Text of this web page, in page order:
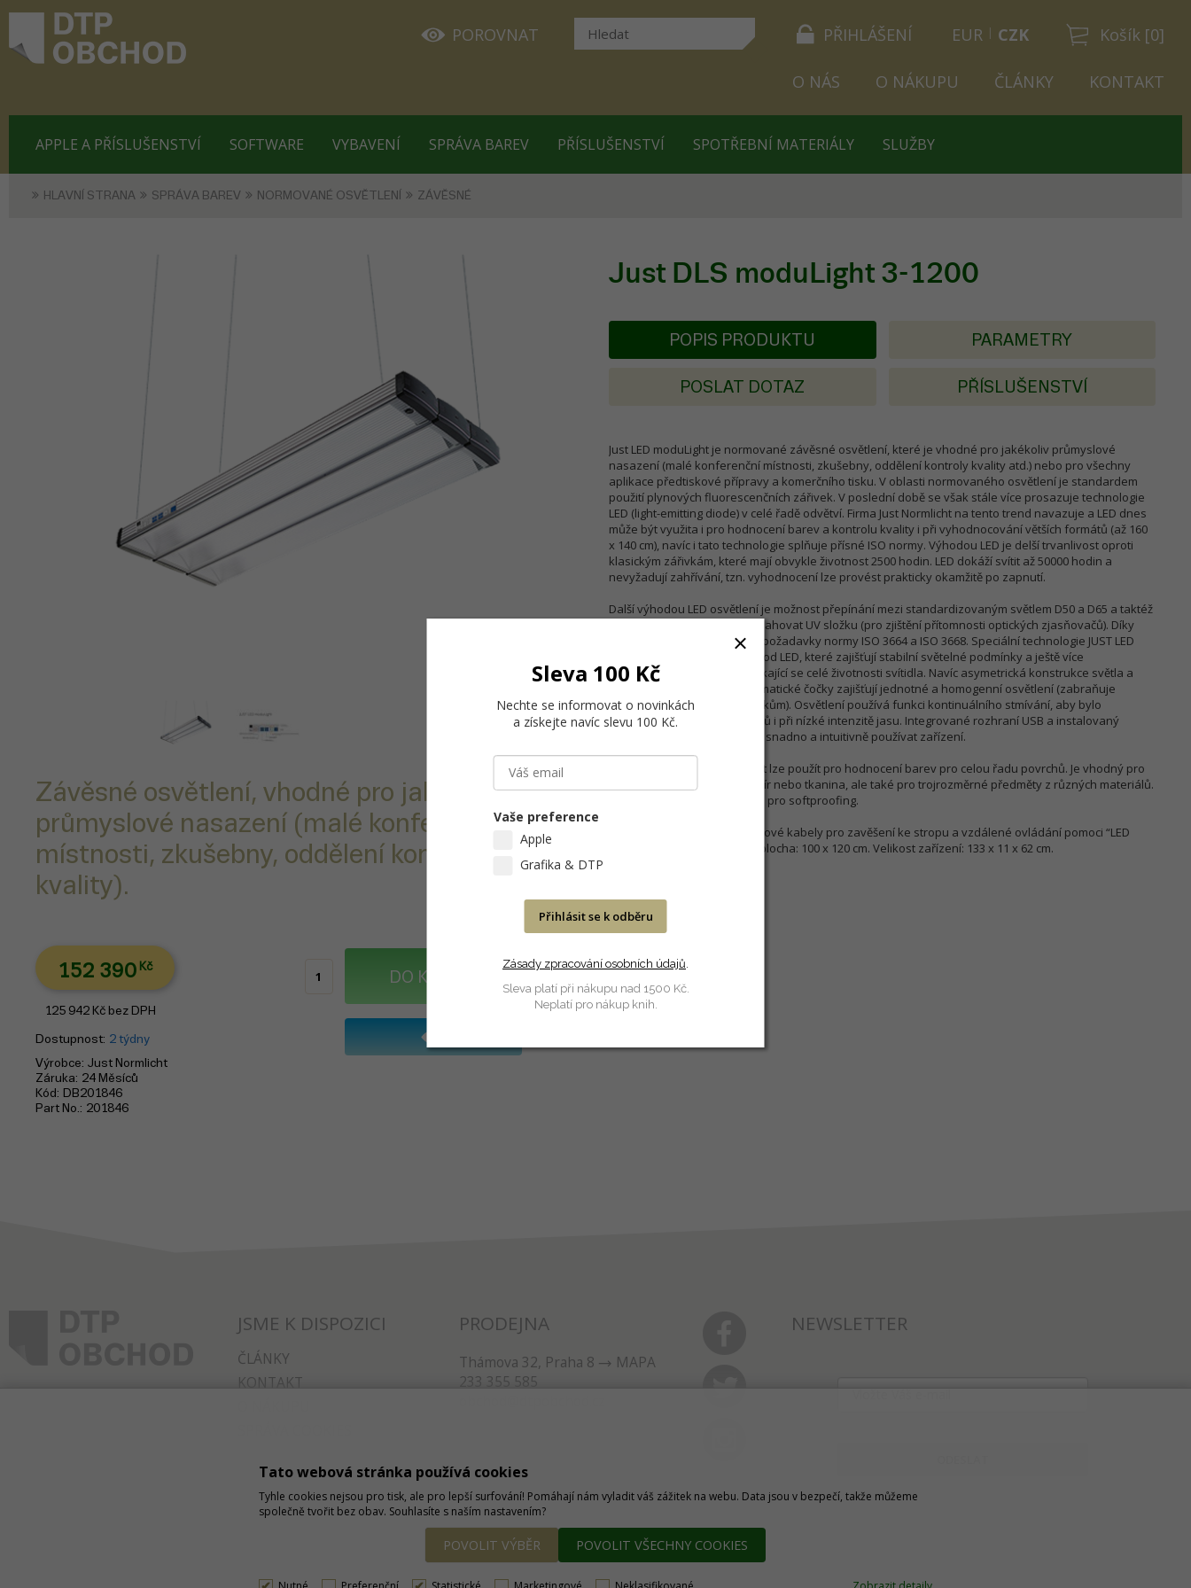
PŘIHLÁŠENÍ Košík [0]
POROVNAT EUR CZK
O NÁS O NÁKUPU ČLÁNKY KONTAKT
APPLE A PŘÍSLUŠENSTVÍ SOFTWARE VYBAVENÍ SPRÁVA BAREV PŘÍSLUŠENSTVÍ SPOTŘEBNÍ MATERIÁLY SLUŽBY
HLAVNÍ STRANA SPRÁVA BAREV NORMOVANÉ OSVĚTLENÍ ZÁVĚSNÉ
Just DLS moduLight 3-1200
Závěsné osvětlení, vhodné pro jakékoliv
průmyslové nasazení (malé konferenční
místnosti, zkušebny, oddělení kontroly
kvality).
152 390 Kč
125 942 Kč bez DPH
Dostupnost 2 týdny
Výrobce Just Normlicht
Záruka 24 Měsíců
Kód
DB201846
Part No. 201846
DO KOŠÍKU
POPIS PRODUKTU PARAMETRY
POSLAT DOTAZ PŘÍSLUŠENSTVÍ
Just LED moduLight je normované závěsné osvětlení, které je vhodné pro jakékoliv průmyslové
nasazení (malé konferenční místnosti, zkušebny, oddělení kontroly kvality atd.) nebo pro všechny
aplikace předtiskové přípravy a komerčního tisku. V oblasti normovaného osvětlení je standardem
použití plynových fluorescenčních zářivek. V poslední době se však stále více prosazuje technologie
LED (light-emitting diode) v celé řadě odvětví. Firma Just Normlicht na tento trend navazuje a LED dnes
může být využita i pro hodnocení barev a kontrolu kvality i při vyhodnocování větších formátů (až 160
x 140 cm), navíc i tato technologie splňuje přísné ISO normy. Výhodou LED je delší trvanlivost oproti
klasickým zářivkám, které mají obvykle životnost 2500 hodin. LED dokáží svítit až 50000 hodin a
nevyžadují zahřívání, tzn. vyhodnocení lze provést prakticky okamžitě po zapnutí.
Další výhodou LED osvětlení je možnost přepínání mezi standardizovaným světlem D50 a D65 a taktéž
může a nemusí osvětlení obsahovat UV složku (pro zjištění přítomnosti optických zjasňovačů). Díky
tomu Just moduLight splňuje požadavky normy ISO 3664 a ISO 3668. Speciální technologie JUST LED
využívá několik barevných diod LED, které zajišťují stabilní světelné podmínky a ještě více
harmonizované spektrum týkající se celé životnosti svítidla. Navíc asymetrická konstrukce světla a
využití speciální Frensel-prismatické čočky zajišťují jednotné a homogenní osvětlení (zabraňuje
nechteným odrazům a odleskům). Osvětlení používá funkci kontinuálního stmívání, aby bylo
dosaženo nejlepších výsledků i při nízké intenzitě jasu. Integrované rozhraní USB a instalovaný
ovládací panel LED pomáhají snadno a intuitivně používat zařízení.
Modulight JUST LED Modulight lze použít pro hodnocení barev pro celou řadu povrchů. Je vhodný pro
ploché předměty, jako je papír nebo tkanina, ale také pro trojrozměrné předměty z různých materiálů.
Stejně tak je zařízení vhodné pro softproofing.
Volitelně jsou k dispozici ocelové kabely pro zavěšení ke stropu a vzdálené ovládání pomoci “LED
Remote Control”. Osvětlená plocha: 100 x 120 cm. Velikost zařízení: 133 x 11 x 62 cm.
JSME K DISPOZICI
ČLÁNKY
KONTAKT
PRODEJNA
Thámova 32, Praha 8
MAPA
233 355 585
NEWSLETTER
Tato webová stránka používá cookies
Tyhle cookies nejsou pro tisk, ale pro lepší surfování! Pomáhají nám vyladit váš zážitek na webu. Data jsou v bezpečí, takže můžeme
společně tvořit bez obav. Souhlasíte s naším nastavením?
POVOLIT VÝBĚR POVOLIT VŠECHNY COOKIES
Sleva 100 Kč
Nechte se informovat o novinkách
a získejte navíc slevu 100 Kč.
Vaše preference
Apple
Grafika & DTP
Přihlásit se k odběru
Zásady zpracování osobních údajů
Sleva platí při nákupu nad 1500 Kč.
Neplatí pro nákup knih.